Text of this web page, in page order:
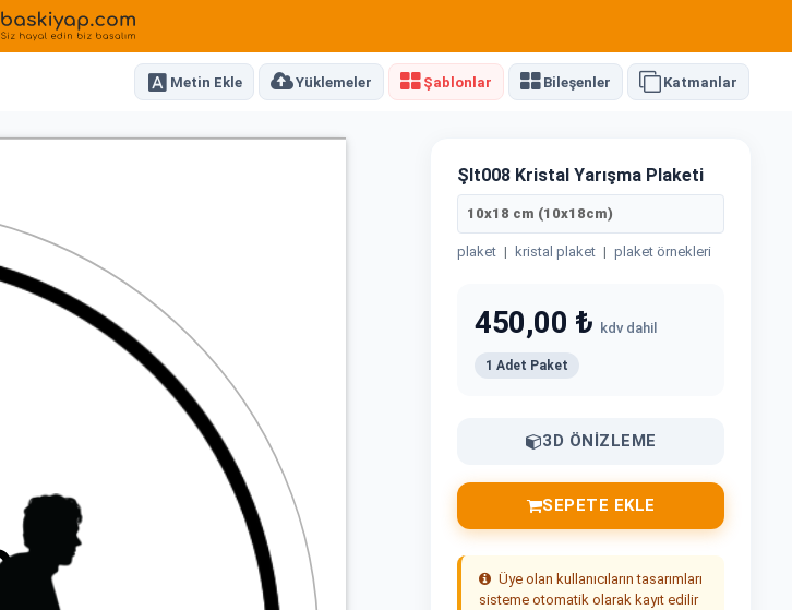
Metin Ekle Yüklemeler Şablonlar Bileşenler Katmanlar
Şlt008 Kristal Yarışma Plaketi
10x18 cm (10x18cm)
plaket | kristal plaket | plaket örnekleri
450,00 ₺ kdv dahil
1 Adet Paket
3D ÖNIZLEME
SEPETE EKLE
Üye olan kullanıcıların tasarımları
sisteme otomatik olarak kayıt edilir